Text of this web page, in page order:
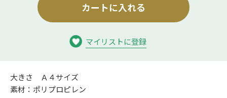
カートに入れる
マイリストに登録
大きさ Ａ４サイズ
素材：ポリプロピレン